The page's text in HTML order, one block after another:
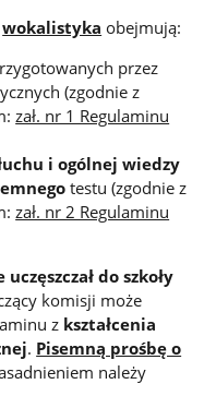
wokalistyka obejmują:
przez
(zgodnie z
zał. nr 1 Regulaminu
i ogólnej wiedzy
testu (zgodnie z
zał. nr 2 Regulaminu
uczęszczał do szkoły
komisji może
z kształcenia
. Pisemną prośbę o
należy